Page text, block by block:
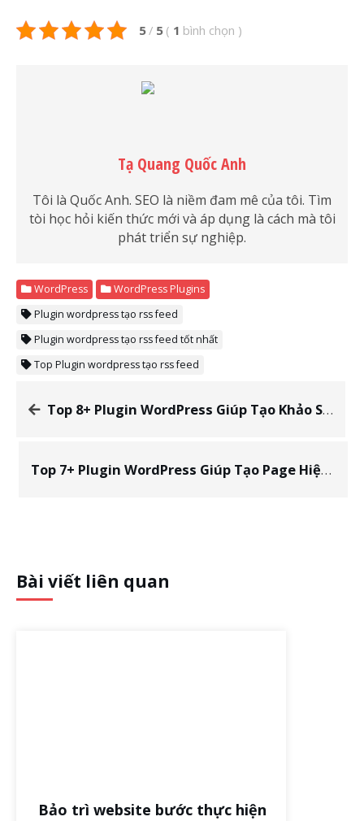
5 / 5 ( 1 bình chọn )
Tạ Quang Quốc Anh
Tôi là Quốc Anh. SEO là niềm đam mê của tôi. Tìm
tòi học hỏi kiến thức mới và áp dụng là cách mà tôi
phát triển sự nghiệp.
WordPress
WordPress Plugins
Plugin wordpress tạo rss feed
Plugin wordpress tạo rss feed tốt nhất
Top Plugin wordpress tạo rss feed
Top 8+ Plugin WordPress Giúp Tạo Khảo Sát Tốt Nhất 2020
Top 7+ Plugin WordPress Giúp Tạo Page Hiệu Quả Nhất 2020
Bài viết liên quan
Bảo trì website bước thực hiện